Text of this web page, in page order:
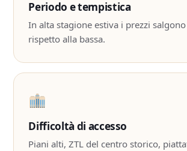
Periodo e tempistica
In alta stagione estiva i prezzi
rispetto alla bassa.
Difficoltà di accesso
Piani alti, ZTL del centro storico,